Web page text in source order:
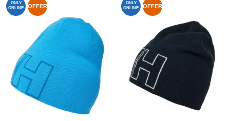
ONLY
ONLINE
OFFER
ONLY
ONLINE
OFFER